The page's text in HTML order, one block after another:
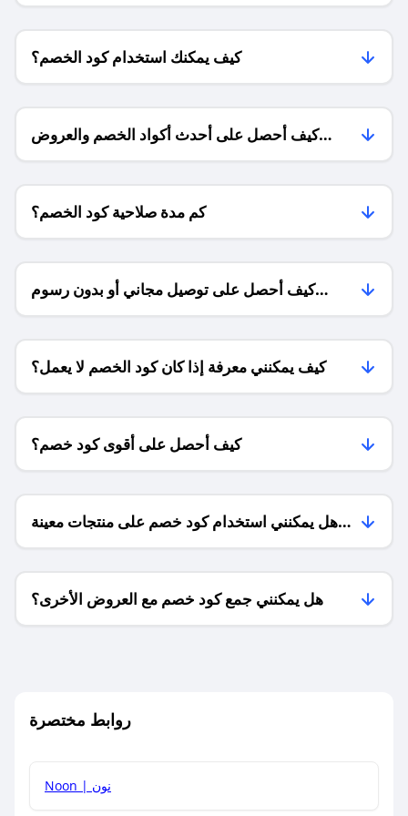
كيف يمكنك استخدام كود الخصم؟
كيف أحصل على أحدث أكواد الخصم والعروض
للمتاجر؟
كم مدة صلاحية كود الخصم؟
كيف أحصل على توصيل مجاني أو بدون رسوم
الشحن ؟
كيف يمكنني معرفة إذا كان كود الخصم لا يعمل؟
كيف أحصل على أقوى كود خصم؟
هل يمكنني استخدام كود خصم على منتجات معينة
فقط؟
هل يمكنني جمع كود خصم مع العروض الأخرى؟
روابط مختصرة
Noon | نون